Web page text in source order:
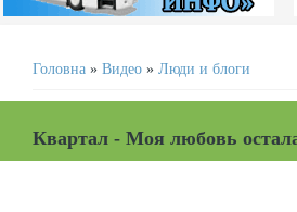
Головна » Видео » Люди и блоги
Квартал - Моя любовь